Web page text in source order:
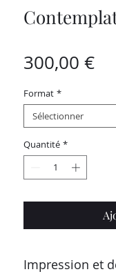
300,00 €Prix
Format *
Sélectionner
Quantité *
Impression et